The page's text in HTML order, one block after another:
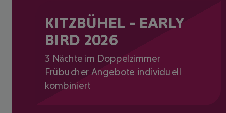
KITZBÜHEL - EARLY
BIRD 2026
3 Nächte im Doppelzimmer
Frübucher Angebote individuell
kombiniert